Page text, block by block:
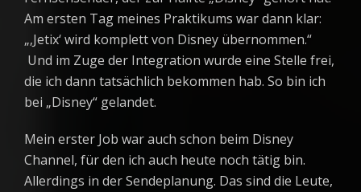
Am ersten Tag meines Praktikums war dann klar:
„‚Jetix‘ wird komplett von Disney übernommen.“
Und im Zuge der Integration wurde eine Stelle frei,
die ich dann tatsächlich bekommen hab. So bin ich
bei „Disney“ gelandet.
Mein erster Job war auch schon beim Disney
Channel, für den ich auch heute noch tätig bin.
Allerdings in der Sendeplanung. Das sind die Leute,